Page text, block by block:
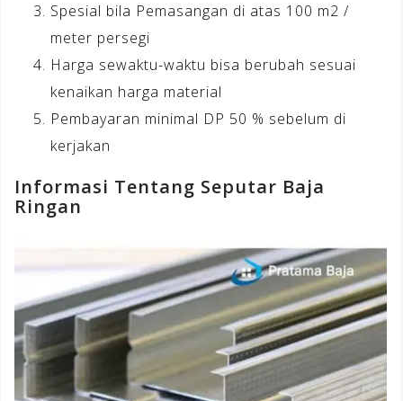
Spesial bila Pemasangan di atas 100 m2 /
meter persegi
Harga sewaktu-waktu bisa berubah sesuai
kenaikan harga material
Pembayaran minimal DP 50 % sebelum di
kerjakan
Informasi Tentang Seputar Baja
Ringan